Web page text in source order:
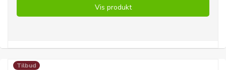
Vis produkt
Tilbud